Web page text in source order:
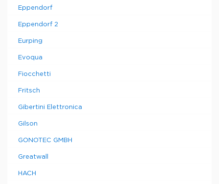
Eppendorf
Eppendorf 2
Eurping
Evoqua
Fiocchetti
Fritsch
Gibertini Elettronica
Gilson
GONOTEC GMBH
Greatwall
HACH